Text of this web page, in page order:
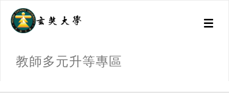
Toggle
教師多元升等專區